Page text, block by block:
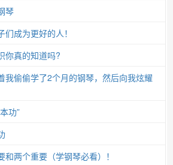
琴
成为更好的人！
你真的知道吗?
我偷偷学了2个月的钢琴，然后向我炫耀
功”
两个重要（学钢琴必看）！